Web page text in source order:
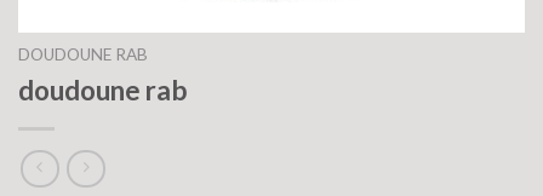
DOUDOUNE RAB
doudoune rab